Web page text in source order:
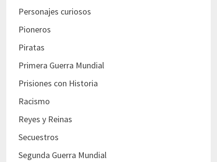
Personajes curiosos
Pioneros
Piratas
Primera Guerra Mundial
Prisiones con Historia
Racismo
Reyes y Reinas
Secuestros
Segunda Guerra Mundial